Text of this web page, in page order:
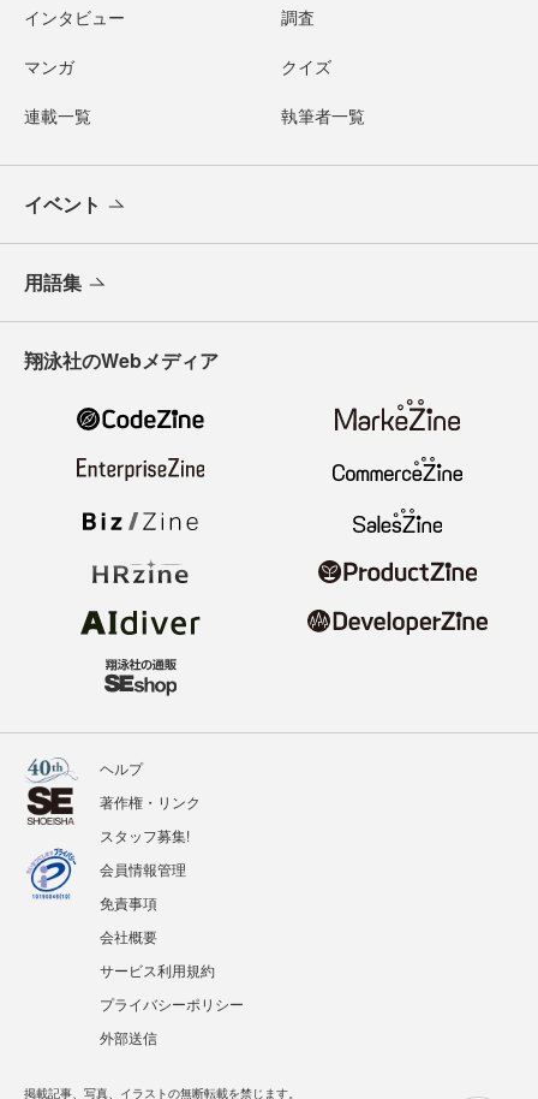
インタビュー 調査
マンガ クイズ
連載一覧 執筆者一覧
イベント
用語集
翔泳社のWebメディア
ヘルプ
著作権・リンク
スタッフ募集!
会員情報管理
免責事項
会社概要
サービス利用規約
プライバシーポリシー
外部送信
掲載記事、写真、イラストの無断転載を禁じます。